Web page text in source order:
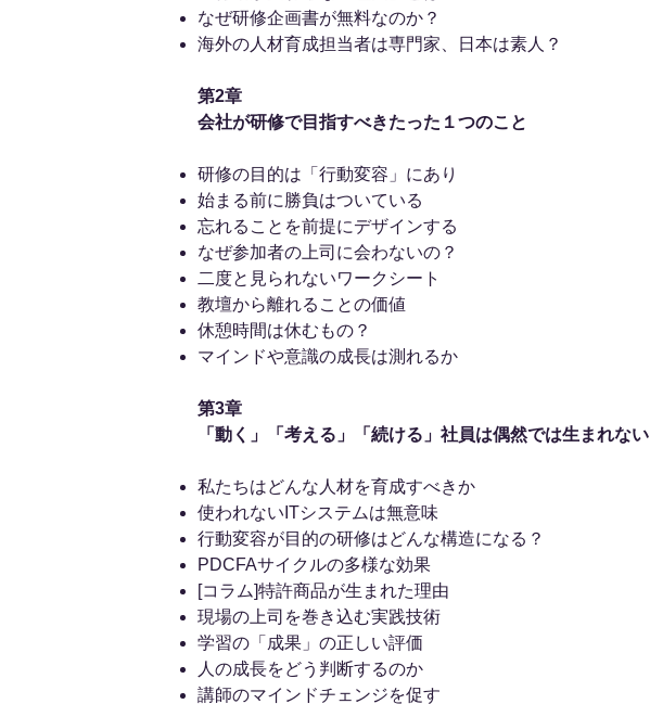
なぜ研修企画書が無料なのか？
海外の人材育成担当者は専門家、日本は素人？
第2章
会社が研修で目指すべきたった１つのこと
研修の目的は「行動変容」にあり
始まる前に勝負はついている
忘れることを前提にデザインする
なぜ参加者の上司に会わないの？
二度と見られないワークシート
教壇から離れることの価値
休憩時間は休むもの？
マインドや意識の成長は測れるか
第3章
「動く」「考える」「続ける」社員は偶然では生まれない
私たちはどんな人材を育成すべきか
使われないITシステムは無意味
行動変容が目的の研修はどんな構造になる？
PDCFAサイクルの多様な効果
[コラム]特許商品が生まれた理由
現場の上司を巻き込む実践技術
学習の「成果」の正しい評価
人の成長をどう判断するのか
講師のマインドチェンジを促す